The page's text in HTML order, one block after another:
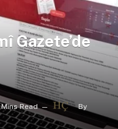
Gazete’de
Read By